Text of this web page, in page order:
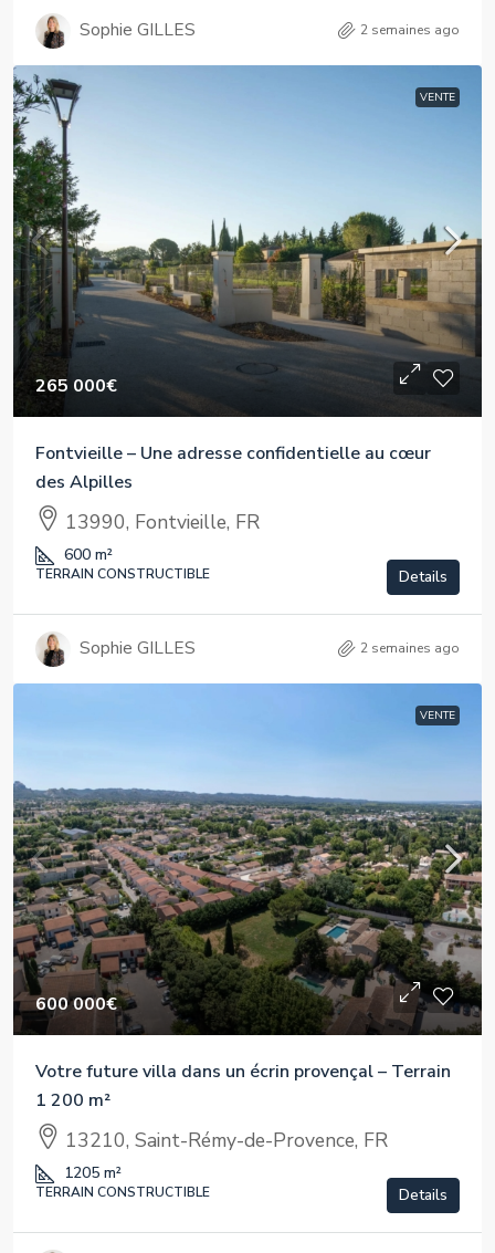
Sophie GILLES 2 semaines ago
VENTE
265 000€
Fontvieille – Une adresse confidentielle au cœur
des Alpilles
13990, Fontvieille, FR
600 m²
TERRAIN CONSTRUCTIBLE Details
Sophie GILLES 2 semaines ago
VENTE
600 000€
Votre future villa dans un écrin provençal – Terrain
1 200 m²
13210, Saint-Rémy-de-Provence, FR
1205 m²
TERRAIN CONSTRUCTIBLE Details